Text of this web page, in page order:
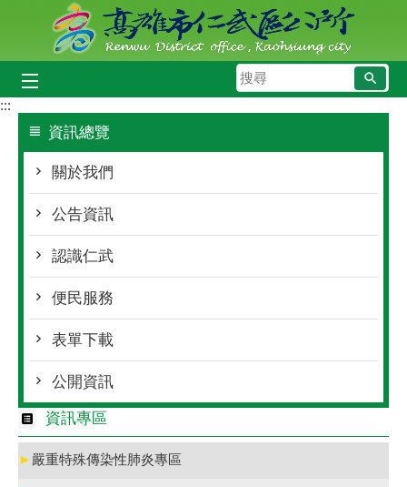
跳到主要內容區塊
搜
尋
:::
資訊總覽
關於我們
公告資訊
認識仁武
便民服務
表單下載
公開資訊
資訊專區
► 嚴重特殊傳染性肺炎專區